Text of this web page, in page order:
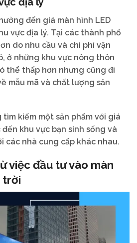
đến giá màn hình LED
vực địa lý. Tại các thành phố
do nhu cầu và chi phí vận
ở những khu vực nông thôn
thể thấp hơn nhưng cũng đi
mẫu mã và chất lượng sản
tìm kiếm một sản phẩm với giá
khu vực bạn sinh sống và
các nhà cung cấp khác nhau.
việc đầu tư vào màn
trời